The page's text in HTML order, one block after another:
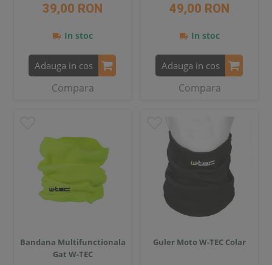
39,00 RON
In stoc
Adauga in cos
Compara
49,00 RON
In stoc
Adauga in cos
Compara
Bandana Multifunctionala
Gat W-TEC
Guler Moto W-TEC Colar